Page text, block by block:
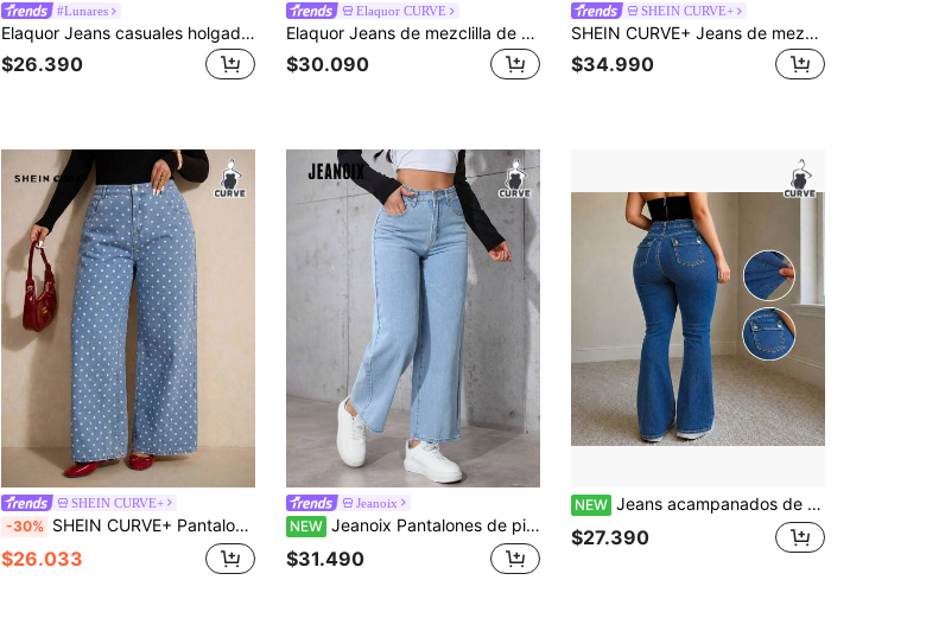
#Lunares
Elaquor Jeans casuales holgados de pierna ancha con bolsillos y estampado de lunares para mujer de talla grande
$26.390
Elaquor CURVE
Elaquor Jeans de mezclilla de pierna ancha casual lavados talla grande
$30.090
SHEIN CURVE+
SHEIN CURVE+ Jeans de mezclilla casuales versátiles de pierna ancha y sueltos con bolsillos para mujeres de talla grande
$34.990
SHEIN CURVE+
-30% SHEIN CURVE+ Pantalones vaqueros de pierna ancha con lunares para mujer de talla grande, pantalones casuales de uso diario y de verano para mujer de talla grande
$26.033
Jeanoix
NEW Jeanoix Pantalones de pierna ancha de mezclilla azul claro versátiles y de moda para mujer talla grande para todas las estaciones
$31.490
NEW Jeans acampanados de cintura alta talla grande, pantalones largos de mezclilla azul claro de alta elasticidad, pantalones largos casuales para figuras curvas otoño
$27.390